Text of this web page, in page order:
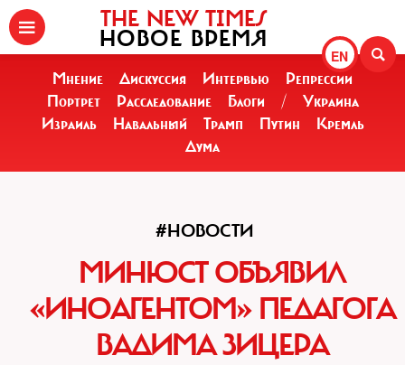
EN
THE NEW TIMES
НОВОЕ ВРЕМЯ
Мнение Дискуссия Интервью
Репрессии
Портрет
Расследование Блоги /
Украина
Израиль
Навальный Трамп Путин
Кремль
Дума
#НОВОСТИ
МИНЮСТ ОБЪЯВИЛ
«ИНОАГЕНТОМ» ПЕДАГОГА
ВАДИМА ЗИЦЕРА